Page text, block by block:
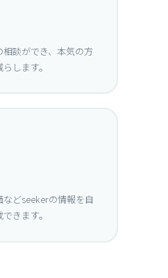
談ができ、本気の方
します。
どseekerの情報を自
きます。